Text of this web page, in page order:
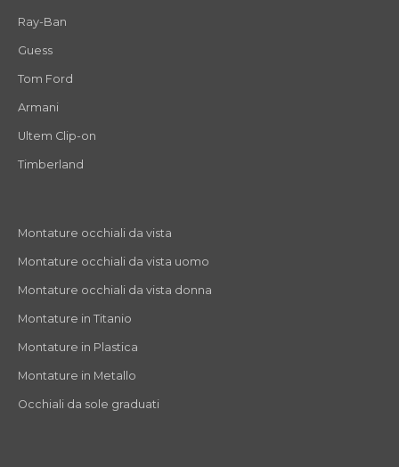
Ray-Ban
Guess
Tom Ford
Armani
Ultem Clip-on
Timberland
Montature occhiali da vista
Montature occhiali da vista uomo
Montature occhiali da vista donna
Montature in Titanio
Montature in Plastica
Montature in Metallo
Occhiali da sole graduati